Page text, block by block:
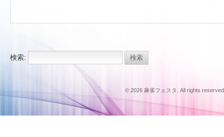
検索:
© 2026 麻雀フェスタ. All rights